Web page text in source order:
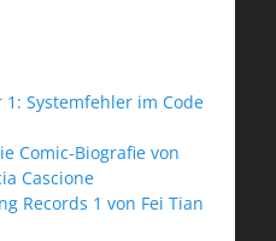
Systemfehler im Code
Comic-Biografie von
Cascione
Records 1 von Fei Tian